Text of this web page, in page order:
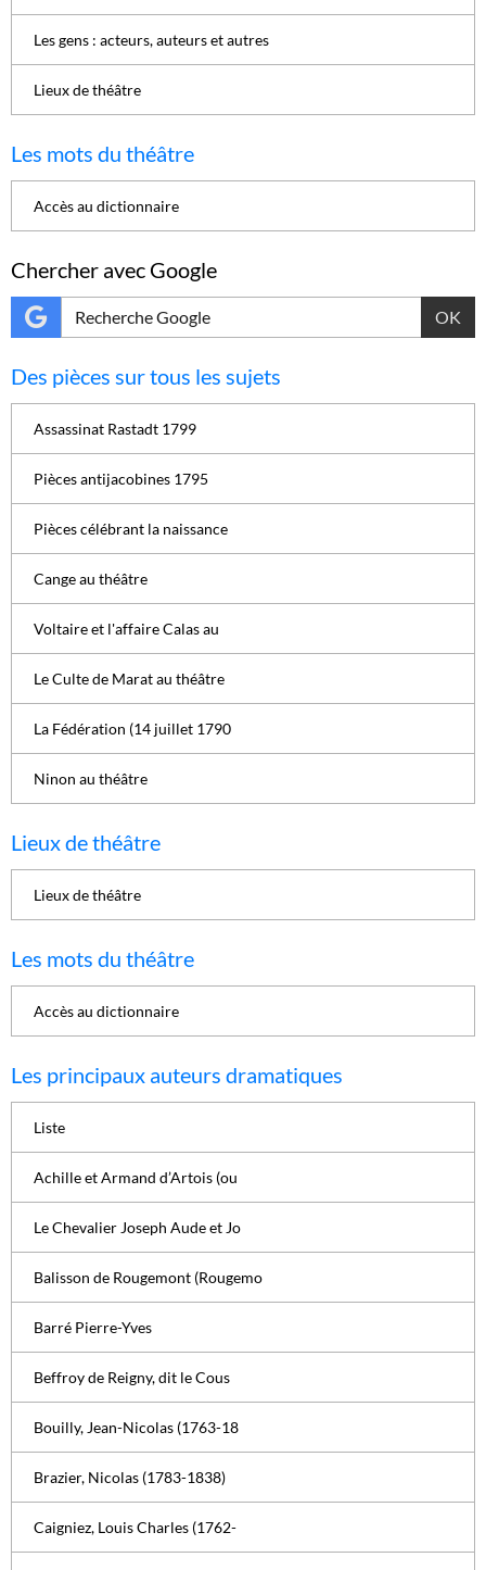
Les gens : acteurs, auteurs et autres
Lieux de théâtre
Les mots du théâtre
Accès au dictionnaire
Chercher avec Google
OK
Des pièces sur tous les sujets
Assassinat Rastadt 1799
Pièces antijacobines 1795
Pièces célébrant la naissance
Cange au théâtre
Voltaire et l'affaire Calas au
Le Culte de Marat au théâtre
La Fédération (14 juillet 1790
Ninon au théâtre
Lieux de théâtre
Lieux de théâtre
Les mots du théâtre
Accès au dictionnaire
Les principaux auteurs dramatiques
Liste
Achille et Armand d’Artois (ou
Le Chevalier Joseph Aude et Jo
Balisson de Rougemont (Rougemo
Barré Pierre-Yves
Beffroy de Reigny, dit le Cous
Bouilly, Jean-Nicolas (1763-18
Brazier, Nicolas (1783-1838)
Caigniez, Louis Charles (1762-